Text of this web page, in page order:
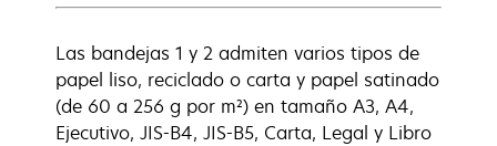
Las bandejas 1 y 2 admiten varios tipos de
papel liso, reciclado o carta y papel satinado
(de 60 a 256 g por m²) en tamaño A3, A4,
Ejecutivo, JIS-B4, JIS-B5, Carta, Legal y Libro